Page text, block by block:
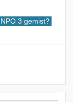
NPO 3 gemist?